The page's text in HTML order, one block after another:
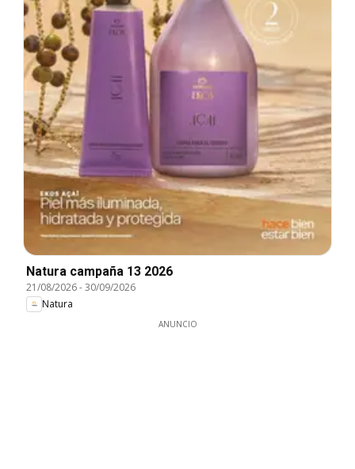
Natura campaña 13 2026
21/08/2026-30/09/2026
Natura
ANUNCIO